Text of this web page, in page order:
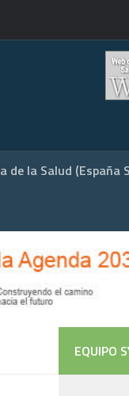
de la Salud (España
EQUIPO